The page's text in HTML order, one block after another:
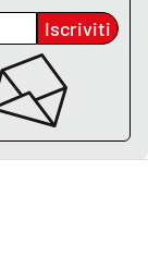
Iscriviti